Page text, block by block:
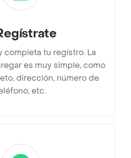
completa tu registro. La
es muy simple, como
dirección, número de
etc.